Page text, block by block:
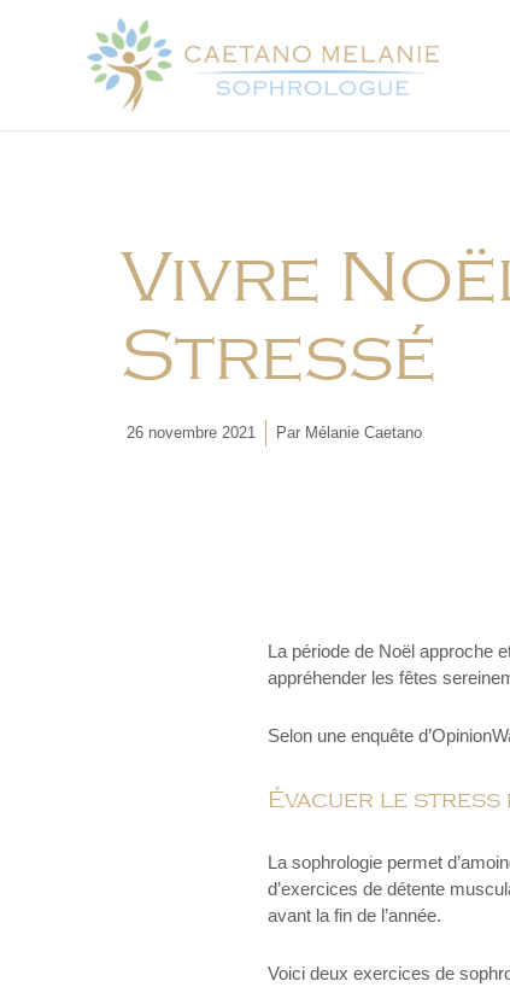
Vivre
Stressé
26 novembre 2021 Par Mélanie Caetano
La période de Noël approche
appréhender les fêtes
Selon une enquête
Évacuer le
La sophrologie permet
d’exercices de détente
avant la fin de l’année.
Voici deux exercices de